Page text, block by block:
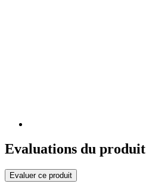
Evaluations du produit
Evaluer ce produit